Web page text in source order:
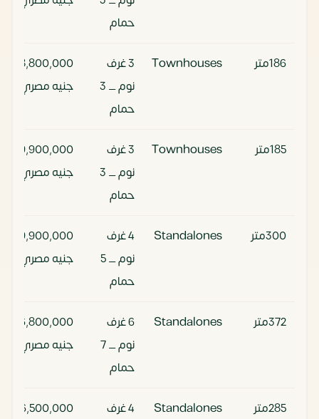
حمام
186متر Townhouses
3 غرف
نوم _ 3
حمام
18,800,000
جنيه مصري
185متر Townhouses
3 غرف
نوم _ 3
حمام
29,900,000
جنيه مصري
300متر Standalones
4 غرف
نوم _ 5
حمام
29,900,000
جنيه مصري
372متر Standalones
6 غرف
نوم _ 7
حمام
36,800,000
جنيه مصري
285متر Standalones
4 غرف
26,500,000